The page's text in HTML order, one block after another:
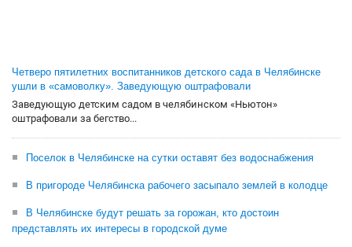
Четверо пятилетних воспитанников детского сада в Челябинске
ушли в «самоволку». Заведующую оштрафовали
Заведующую детским садом в челябинском «Ньютон»
оштрафовали за бегство...
Поселок в Челябинске на сутки оставят без водоснабжения
В пригороде Челябинска рабочего засыпало землей в колодце
В Челябинске будут решать за горожан, кто достоин
представлять их интересы в городской думе